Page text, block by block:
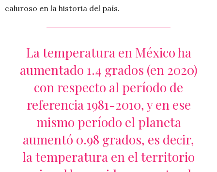
caluroso en la historia del país.
La temperatura en México ha
aumentado 1.4 grados (en 2020)
con respecto al período de
referencia 1981-2010, y en ese
mismo período el planeta
aumentó 0.98 grados, es decir,
la temperatura en el territorio